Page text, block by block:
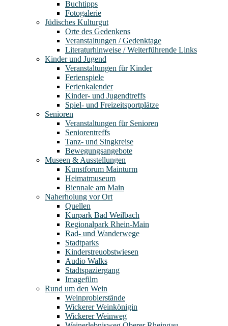
Buchtipps
Fotogalerie
Jüdisches Kulturgut
Orte des Gedenkens
Veranstaltungen / Gedenktage
Literaturhinweise / Weiterführende Links
Kinder und Jugend
Veranstaltungen für Kinder
Ferienspiele
Ferienkalender
Kinder- und Jugendtreffs
Spiel- und Freizeitsportplätze
Senioren
Veranstaltungen für Senioren
Seniorentreffs
Tanz- und Singkreise
Bewegungsangebote
Museen & Ausstellungen
Kunstforum Mainturm
Heimatmuseum
Biennale am Main
Naherholung vor Ort
Quellen
Kurpark Bad Weilbach
Regionalpark Rhein-Main
Rad- und Wanderwege
Stadtparks
Kinderstreuobstwiesen
Audio Walks
Stadtspaziergang
Imagefilm
Rund um den Wein
Weinprobierstände
Wickerer Weinkönigin
Wickerer Weinweg